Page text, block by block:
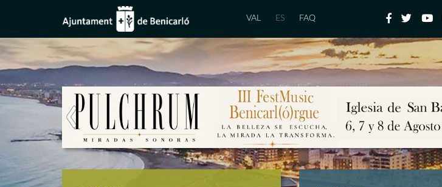
VAL ES FAQ
Previous